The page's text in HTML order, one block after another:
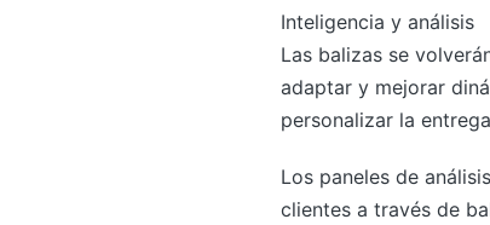
Inteligencia y análisis
Las balizas se
adaptar y mejorar
personalizar la
Los paneles de
clientes a través de